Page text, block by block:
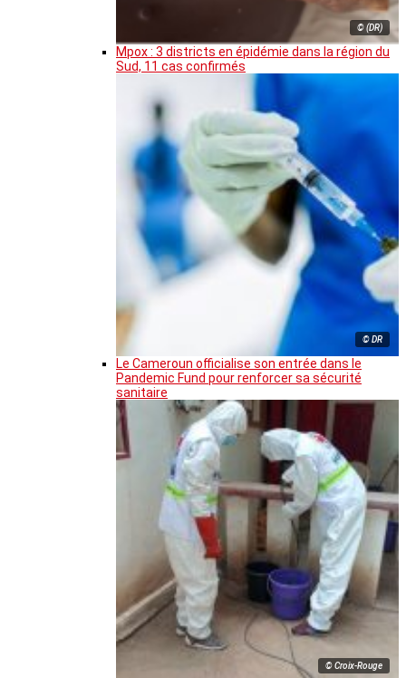
© (DR)
Mpox : 3 districts en épidémie dans la région du
Sud, 11 cas confirmés
© DR
Le Cameroun officialise son entrée dans le
Pandemic Fund pour renforcer sa sécurité
sanitaire
© Croix-Rouge